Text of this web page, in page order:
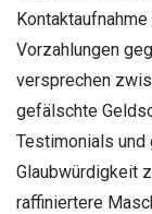
Vorzahlungen
versprechen
gefälschte
Testimonials
Glaubwürdigkeit
raffiniertere